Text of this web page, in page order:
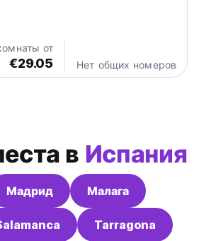
от
€29.05 Нет общих номеров
в Испания
Мадрид Малага
Tarragona